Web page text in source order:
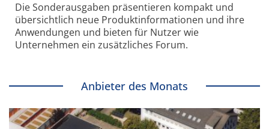
Die Sonder­ausgaben präsentieren kompakt und
übersichtlich neue Produkt­informationen und ihre
Anwendungen und bieten für Nutzer wie
Unternehmen ein zusätzliches Forum.
Anbieter des Monats